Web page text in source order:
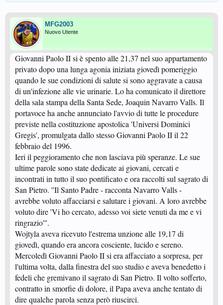
MFG2003
Nuovo Utente
Giovanni Paolo II si è spento alle 21,37 nel suo appartamento
privato dopo una lunga agonia iniziata giovedì pomeriggio
quando le sue condizioni di salute si sono aggravate a causa
di un'infezione alle vie urinarie. Lo ha comunicato il direttore
della sala stampa della Santa Sede, Joaquin Navarro Valls. Il
portavoce ha anche annunciato l'avvio di tutte le procedure
previste nella costituzione apostolica 'Universi Dominici
Gregis', promulgata dallo stesso Giovanni Paolo II il 22
febbraio del 1996.
Ieri il peggioramento che non lasciava più speranze. Le sue
ultime parole sono state dedicate ai giovani, cercati e
incontrati in tutto il suo pontificato e ora raccolti sul sagrato di
San Pietro. ''Il Santo Padre - racconta Navarro Valls -
avrebbe voluto affacciarsi e salutare i giovani. A loro avrebbe
voluto dire 'Vi ho cercato, adesso voi siete venuti da me e vi
ringrazio'''.
Wojtyla aveva ricevuto l'estrema unzione alle 19,17 di
giovedì, quando era ancora cosciente, lucido e sereno.
Mercoledì Giovanni Paolo II si era affacciato a sorpresa, per
l'ultima volta, dalla finestra del suo studio e aveva benedetto i
fedeli che gremivano il sagrato di San Pietro. Il volto sofferto,
contratto in smorfie di dolore, il Papa aveva anche tentato di
dire qualche parola senza però riuscirci.